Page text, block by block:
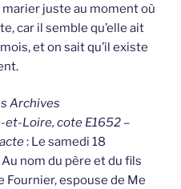
juste au moment où
car il semble qu’elle ait
et on sait qu’il existe
Archives
Loire, cote E1652 –
: Le samedi 18
nom du père et du fils
Fournier, espouse de Me